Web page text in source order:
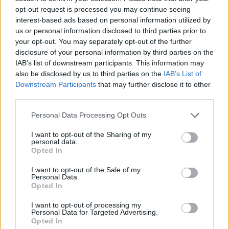
opt-out request is processed you may continue seeing
interest-based ads based on personal information utilized by
us or personal information disclosed to third parties prior to
your opt-out. You may separately opt-out of the further
disclosure of your personal information by third parties on the
IAB’s list of downstream participants. This information may
also be disclosed by us to third parties on the IAB’s List of
Downstream Participants that may further disclose it to other
Personal Data Processing Opt Outs
I want to opt-out of the Sharing of my
personal data.
Opted In
I want to opt-out of the Sale of my
Personal Data.
Opted In
I want to opt-out of processing my
Personal Data for Targeted Advertising.
Opted In